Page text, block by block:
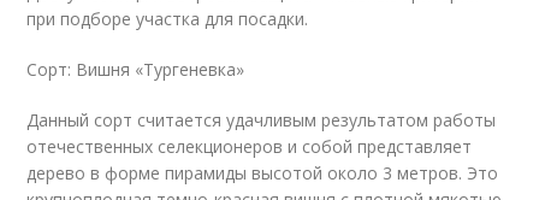
при подборе участка для посадки.
Сорт: Вишня «Тургеневка»
Данный сорт считается удачливым результатом работы
отечественных селекционеров и собой представляет
дерево в форме пирамиды высотой около 3 метров. Это